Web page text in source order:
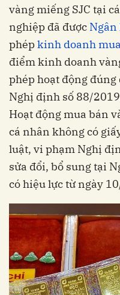
vàng miếng SJC tại
nghiệp đã được Ngân
phépkinh doanh
điểm kinh doanh
phép hoạt động
Nghị định số 88/
Hoạt động mua bán
cá nhân không có
luật, vi phạm Nghị
sửa đổi, bổ sung tại
có hiệu lực từ ngày